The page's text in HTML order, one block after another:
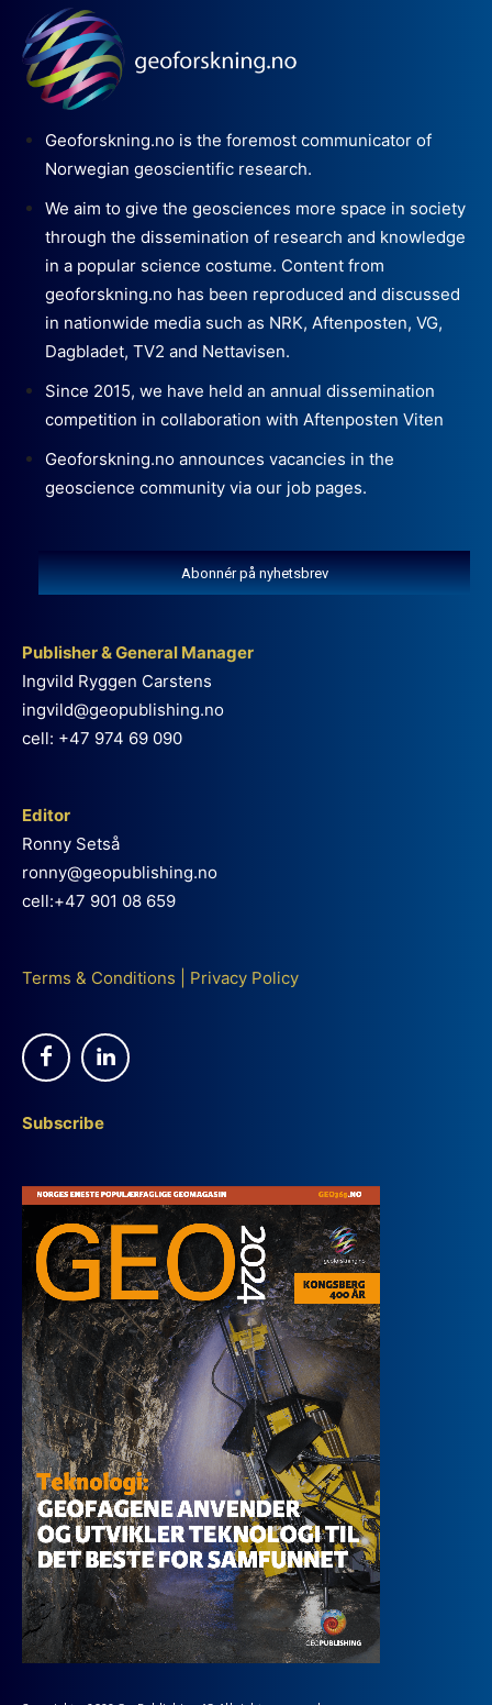
Geoforskning.no is the foremost communicator of
Norwegian geoscientific research.
We aim to give the geosciences more space in society
through the dissemination of research and knowledge
in a popular science costume. Content from
geoforskning.no has been reproduced and discussed
in nationwide media such as NRK, Aftenposten, VG,
Dagbladet, TV2 and Nettavisen.
Since 2015, we have held an annual dissemination
competition in collaboration with Aftenposten Viten
Geoforskning.no announces vacancies in the
geoscience community via our job pages.
Abonnér på nyhetsbrev
Publisher & General Manager
Ingvild Ryggen Carstens
ingvild@geopublishing.no
cell: +47 974 69 090
Editor
Ronny Setså
ronny@geopublishing.no
cell:+47 901 08 659
Terms & Conditions Privacy Policy
Subscribe